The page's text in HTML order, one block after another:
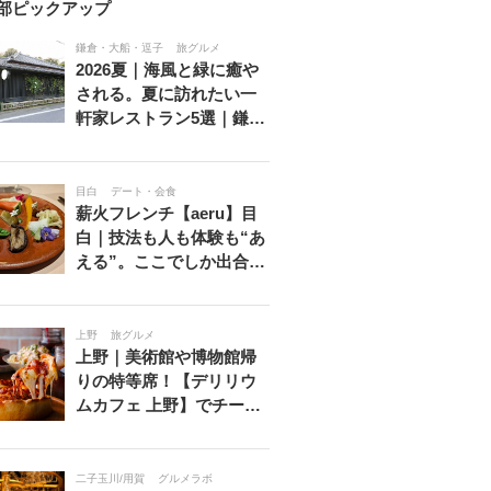
ピックアップ
鎌倉・大船・逗子 旅グルメ
2026夏｜海風と緑に癒や
される。夏に訪れたい一
軒家レストラン5選｜鎌…
目白 デート・会食
薪火フレンチ【aeru】目
白｜技法も人も体験も“あ
える”。ここでしか出合…
上野 旅グルメ
上野｜美術館や博物館帰
りの特等席！【デリリウ
ムカフェ 上野】でチー…
二子玉川/用賀 グルメラボ